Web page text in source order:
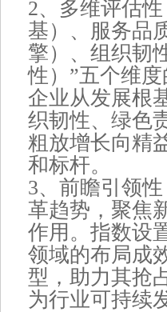
2、多维评估
基）、服务品
擎）、组织韧
性）”五个维
企业从发展根
织韧性、绿色
粗放增长向精
和标杆。
3、前瞻引领
革趋势，聚焦
作用。指数设
领域的布局成
型，助力其抢
为行业可持续